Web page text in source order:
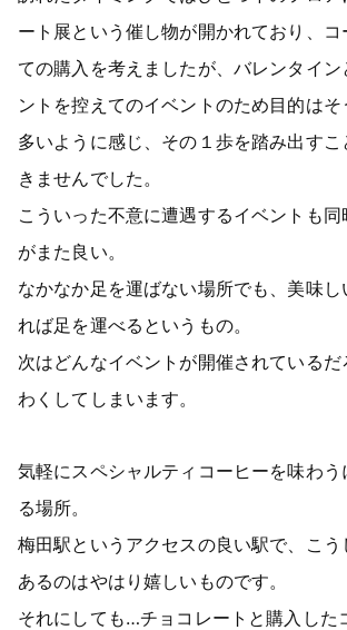
ート展という催し物が開かれており、
ての購入を考えましたが、バレンタイ
ントを控えてのイベントのため目的は
多いように感じ、その１歩を踏み出す
きませんでした。
こういった不意に遭遇するイベントも
がまた良い。
なかなか足を運ばない場所でも、美味
れば足を運べるというもの。
次はどんなイベントが開催されているだ
わくしてしまいます。
気軽にスペシャルティコーヒーを味わ
る場所。
梅田駅というアクセスの良い駅で、こ
あるのはやはり嬉しいものです。
それにしても…チョコレートと購入した